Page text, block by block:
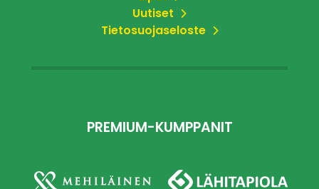
Uutiset
Tietosuojaseloste
PREMIUM-KUMPPANIT